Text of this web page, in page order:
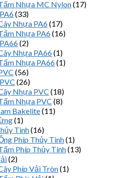
Nhựa MC Nylon(17)
(33)
Nhựa PA6(17)
Nhựa PA6(16)
(2)
Nhựa PA66(1)
Nhựa PA66(1)
(56)
(26)
Nhựa PVC (18)
Nhựa PVC (8)
Bakelite(11)
(1)
Tinh(16)
Phíp Thủy Tinh(1)
Phíp Thủy Tinh(13)
(2)
Phíp Vải Tròn(1)